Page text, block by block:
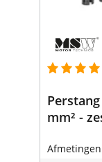
mm² -
Afmetingen